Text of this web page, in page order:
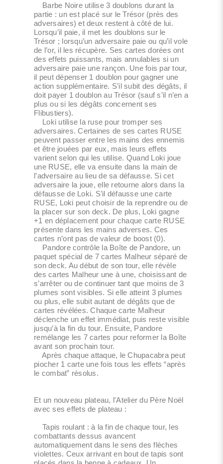
Barbe Noire utilise 3 doublons durant la
partie : un est placé sur le Trésor (près des
adversaires) et deux restent à côté de lui.
Lorsqu’il paie, il met les doublons sur le
Trésor ; lorsqu’un adversaire paie ou qu’il vole
de l’or, il les récupère. Ses cartes dorées ont
des effets puissants, mais annulables si un
adversaire paie une rançon. Une fois par tour,
il peut dépenser 1 doublon pour gagner une
action supplémentaire. S’il subit des dégâts, il
doit payer 1 doublon au Trésor (sauf s’il n’en a
plus ou si les dégâts concernent ses
Flibustiers).
Loki utilise la ruse pour tromper ses
adversaires. Certaines de ses cartes RUSE
peuvent passer entre les mains des ennemis
et être jouées par eux, mais leurs effets
varient selon qui les utilise. Quand Loki joue
une RUSE, elle va ensuite dans la main de
l’adversaire au lieu de sa défausse. Si cet
adversaire la joue, elle retourne alors dans la
défausse de Loki. S’il défausse une carte
RUSE, Loki peut choisir de la reprendre ou de
la placer sur son deck. De plus, Loki gagne
+1 en déplacement pour chaque carte RUSE
présente dans les mains adverses. Ces
cartes n’ont pas de valeur de boost (0).
Pandore contrôle la Boîte de Pandore, un
paquet spécial de 7 cartes Malheur séparé de
son deck. Au début de son tour, elle révèle
des cartes Malheur une à une, choisissant de
s’arrêter ou de continuer tant que moins de 3
plumes sont visibles. Si elle atteint 3 plumes
ou plus, elle subit autant de dégâts que de
cartes révélées. Chaque carte Malheur
déclenche un effet immédiat, puis reste visible
jusqu’à la fin du tour. Ensuite, Pandore
remélange les 7 cartes pour reformer la Boîte
avant son prochain tour.
Après chaque attaque, le Chupacabra peut
piocher 1 carte une fois tous les effets “après
le combat” résolus.
Et un nouveau plateau, l'Atelier du Père Noël
avec ses effets de plateau :
Tapis roulant : à la fin de chaque tour, les
combattants dessus avancent
automatiquement dans le sens des flèches
violettes. Ceux arrivant en bout de tapis sont